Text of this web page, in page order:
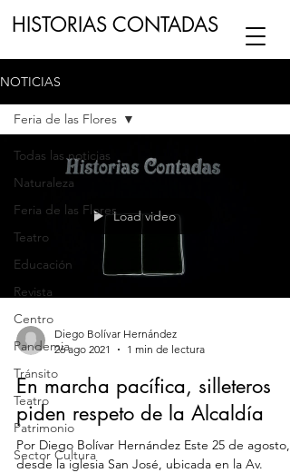
HISTORIAS CONTADAS
NUESTRO CANAL DE
ESCRIBENOS
NOTICIAS
Todas las noticias
Naturaleza
Feria de las Flores
Teatro
Educación
Revista
Centro
Pandemia
Tránsito
Teatro
Patrimonio
Sector Cultura
Feria de las Flores
Load video
Diego Bolívar Hernández
26 ago 2021
1 min de lectura
En marcha pacífica, silleteros
piden respeto de la Alcaldía
Por Diego Bolívar Hernández Este 25 de agosto,
desde la iglesia San José, ubicada en la Av.